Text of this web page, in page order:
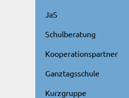
JaS
Schulberatung
Kooperationspartner
Ganztagsschule
Kurzgruppe